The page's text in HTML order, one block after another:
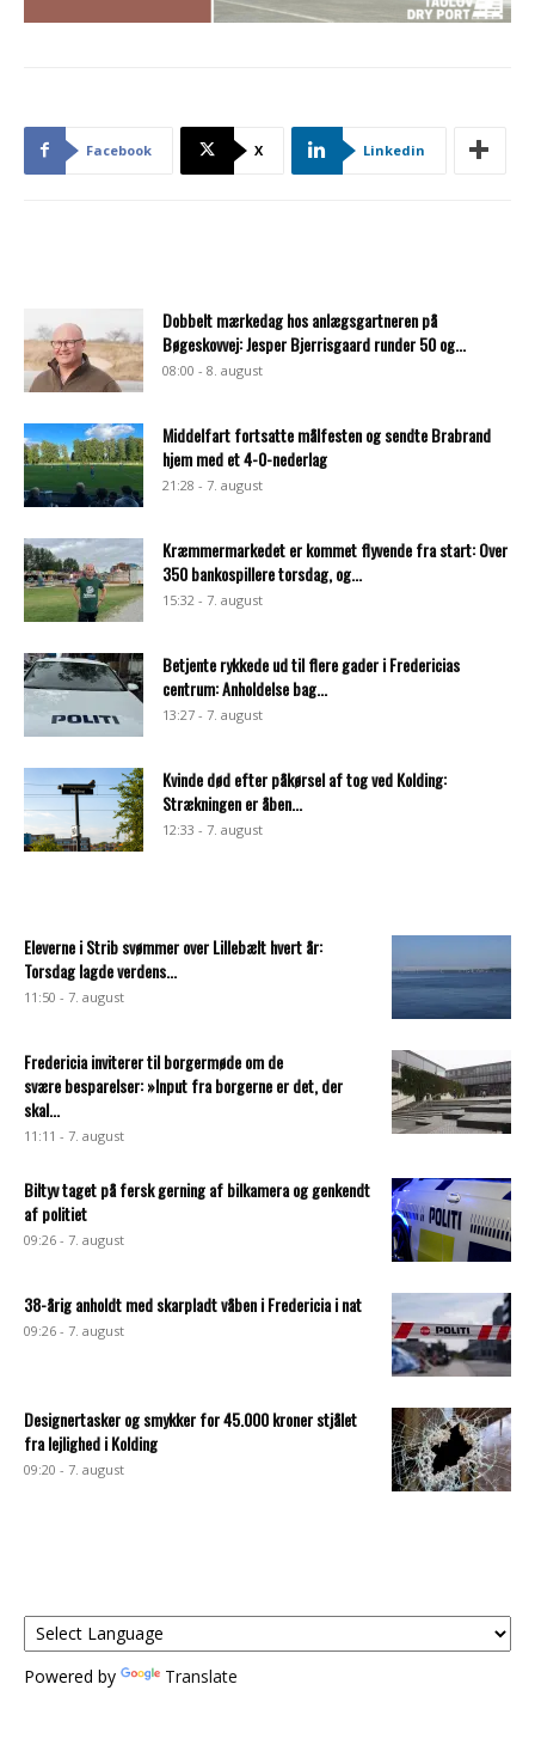
Facebook X Linkedin
Dobbelt mærkedag hos anlægsgartneren på
Bøgeskovvej: Jesper Bjerrisgaard runder 50 og...
08:00 - 8. august
Middelfart fortsatte målfesten og sendte Brabrand
hjem med et 4-0-nederlag
21:28 - 7. august
Kræmmermarkedet er kommet flyvende fra start: Over
350 bankospillere torsdag, og...
15:32 - 7. august
Betjente rykkede ud til flere gader i Fredericias
centrum: Anholdelse bag...
13:27 - 7. august
Kvinde død efter påkørsel af tog ved Kolding:
Strækningen er åben...
12:33 - 7. august
Eleverne i Strib svømmer over Lillebælt hvert år:
Torsdag lagde verdens...
11:50 - 7. august
Fredericia inviterer til borgermøde om de
svære besparelser: »Input fra borgerne er det, der
skal...
11:11 - 7. august
Biltyv taget på fersk gerning af bilkamera og genkendt
af politiet
09:26 - 7. august
38-årig anholdt med skarpladt våben i Fredericia i nat
09:26 - 7. august
Designertasker og smykker for 45.000 kroner stjålet
fra lejlighed i Kolding
09:20 - 7. august
Powered by Translate